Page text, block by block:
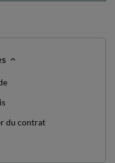
Abonnez-vous
e-mail. Je peux me
le traitement des